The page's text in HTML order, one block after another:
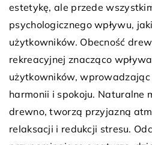
estetykę, ale przede
psychologicznego wpływu,
użytkowników. Obecność
rekreacyjnej znacząco
użytkowników, wprowadzając
harmonii i spokoju. Naturalne
drewno, tworzą przyjazną
relaksacji i redukcji stresu.